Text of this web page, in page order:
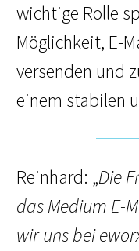
wichtige Rolle
Möglichkeit, E-
versenden und
einem stabilen
Reinhard: „Die
das Medium E-
wir uns bei